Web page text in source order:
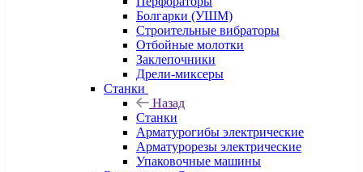
Болгарки (УШМ)
Строительные вибраторы
Отбойные молотки
Заклепочники
Дрели-миксеры
Станки
Назад
Станки
Арматурогибы электрические
Арматурорезы электрические
Упаковочные машины